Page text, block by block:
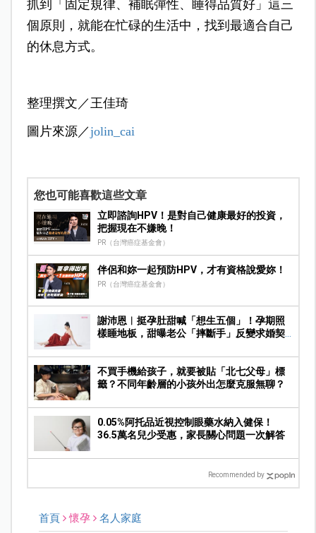
抓到「固定規律、補眠彈性、睡得品質好」這三
個原則，就能在忙碌的生活中，找到最適合自己
的休息方式。
整理撰文／王佳琦
圖片來源／jolin_cai
您也可能喜歡這些文章
立即諮詢HPV！是對自己健康最好的投資，
把握現在不嫌晚！
PR（台灣癌症基金會）
伴侶和妳一起預防HPV，才有資格說愛妳！
PR（台灣癌症基金會）
謝沛恩︱挺孕肚甜喊「想生五個」！孕期照
樣睡地板，甜曝老公「摔斷手」反變求婚契
不買手機給孩子，就要被貼「北七父母」標
籤？不同年齡層的小孩外出怎麼克服無聊？
0.05%阿托品近視控制眼藥水納入健保！
36.5萬名兒少受惠，家長關心問題一次解答
Recommended by
首頁 懷孕 名人家庭